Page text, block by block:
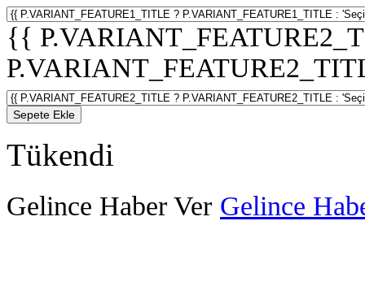
{{
Sepete Ekle
Tükendi
Gelince Haber Ver Gelince